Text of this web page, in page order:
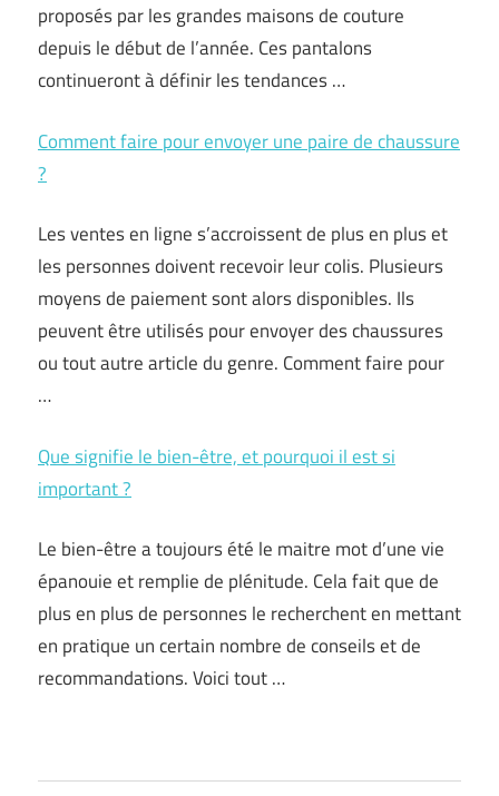
proposés par les grandes maisons de couture
depuis le début de l’année. Ces pantalons
continueront à définir les tendances …
Comment faire pour envoyer une paire de chaussure
?
Les ventes en ligne s’accroissent de plus en plus et
les personnes doivent recevoir leur colis. Plusieurs
moyens de paiement sont alors disponibles. Ils
peuvent être utilisés pour envoyer des chaussures
ou tout autre article du genre. Comment faire pour
…
Que signifie le bien-être, et pourquoi il est si
important ?
Le bien-être a toujours été le maitre mot d’une vie
épanouie et remplie de plénitude. Cela fait que de
plus en plus de personnes le recherchent en mettant
en pratique un certain nombre de conseils et de
recommandations. Voici tout …